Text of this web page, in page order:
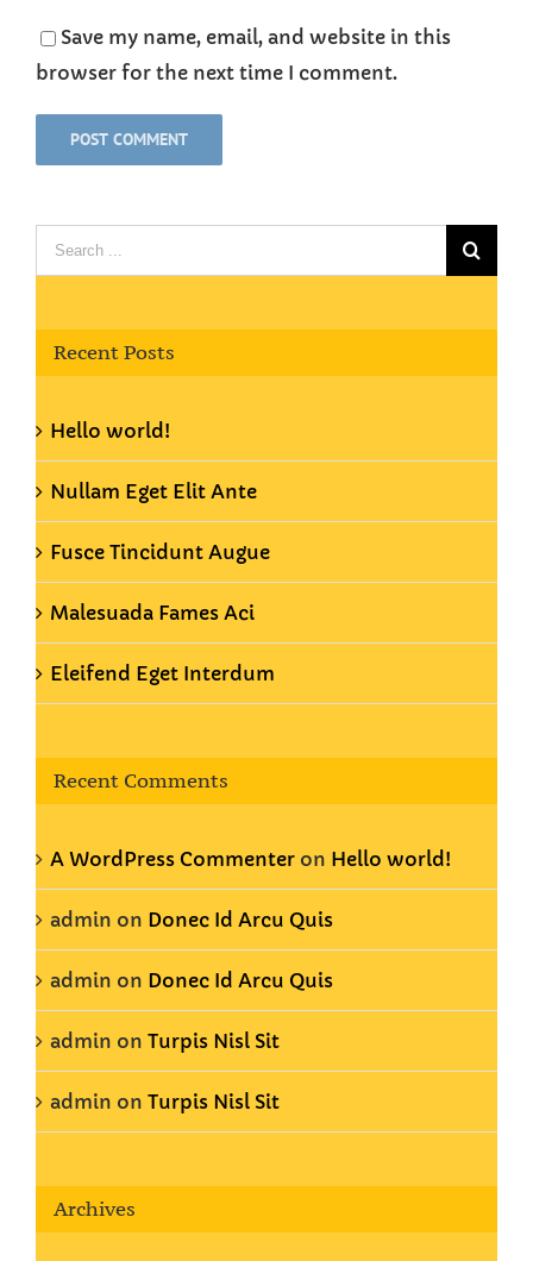
Save my name, email, and website in this
browser for the next time I comment.
Search
for:
Recent Posts
Hello world!
Nullam Eget Elit Ante
Fusce Tincidunt Augue
Malesuada Fames Aci
Eleifend Eget Interdum
Recent Comments
A WordPress Commenter on Hello world!
admin on Donec Id Arcu Quis
admin on Donec Id Arcu Quis
admin on Turpis Nisl Sit
admin on Turpis Nisl Sit
Archives